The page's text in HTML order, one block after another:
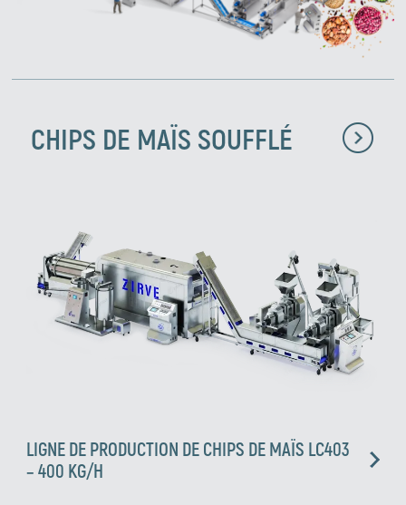
CHIPS DE MAÏS SOUFFLÉ
LIGNE DE PRODUCTION DE CHIPS DE MAÏS LC403
– 400 KG/H